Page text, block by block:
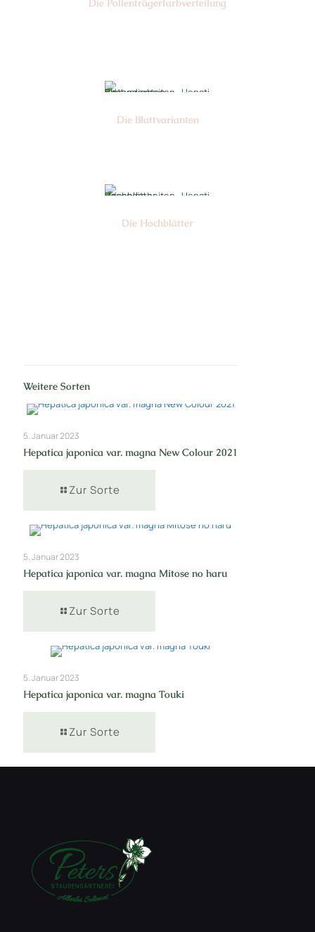
Die Pollen­trägerfarb­verteilung
Die Blattvarianten
Die Hochblätter
Weitere Sorten
5. Januar 2023
Hepatica japonica var. magna New Colour 2021
Zur Sorte
5. Januar 2023
Hepatica japonica var. magna Mitose no haru
Zur Sorte
5. Januar 2023
Hepatica japonica var. magna Touki
Zur Sorte